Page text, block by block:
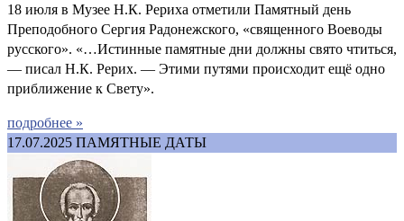
18 июля в Музее Н.К. Рериха отметили Памятный день
Преподобного Сергия Радонежского, «священного Воеводы
русского». «…Истинные памятные дни должны свято чтиться,
— писал Н.К. Рерих. — Этими путями происходит ещё одно
приближение к Свету».
подробнее »
17.07.2025 ПАМЯТНЫЕ ДАТЫ